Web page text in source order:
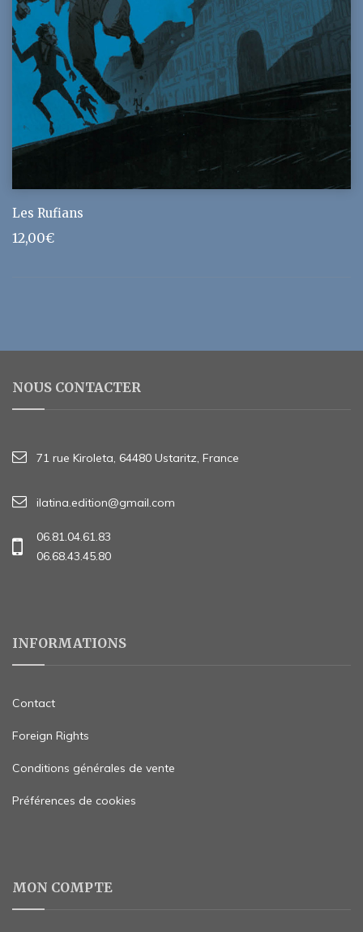
Les Rufians
12,00€
NOUS CONTACTER
71 rue Kiroleta, 64480 Ustaritz, France
ilatina.edition@gmail.com
06.81.04.61.83
06.68.43.45.80
INFORMATIONS
Contact
Foreign Rights
Conditions générales de vente
Préférences de cookies
MON COMPTE